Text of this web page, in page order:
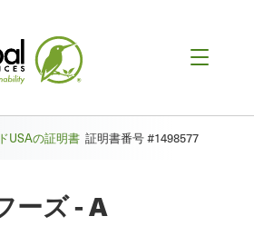
USAの証明書 証明書番号 #1498577
ーズ - A